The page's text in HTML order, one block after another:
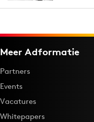
Meer Adformatie
Partners
Events
Vacatures
Whitepapers